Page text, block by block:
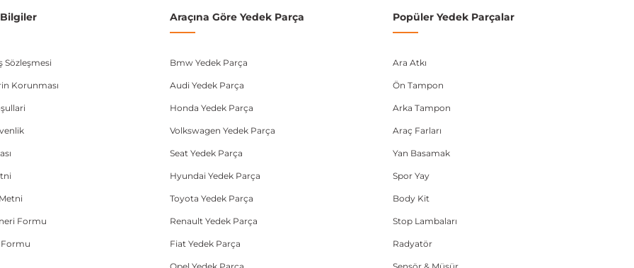
Sözleşmesi
Korunması
Formu
Formu
Araçına Göre Yedek Parça
Bmw Yedek Parça
Audi Yedek Parça
Honda Yedek Parça
Volkswagen Yedek Parça
Seat Yedek Parça
Hyundai Yedek Parça
Toyota Yedek Parça
Renault Yedek Parça
Fiat Yedek Parça
Popüler Yedek Parçalar
Ara Atkı
Ön Tampon
Arka Tampon
Araç Farları
Yan Basamak
Spor Yay
Body Kit
Stop Lambaları
Radyatör